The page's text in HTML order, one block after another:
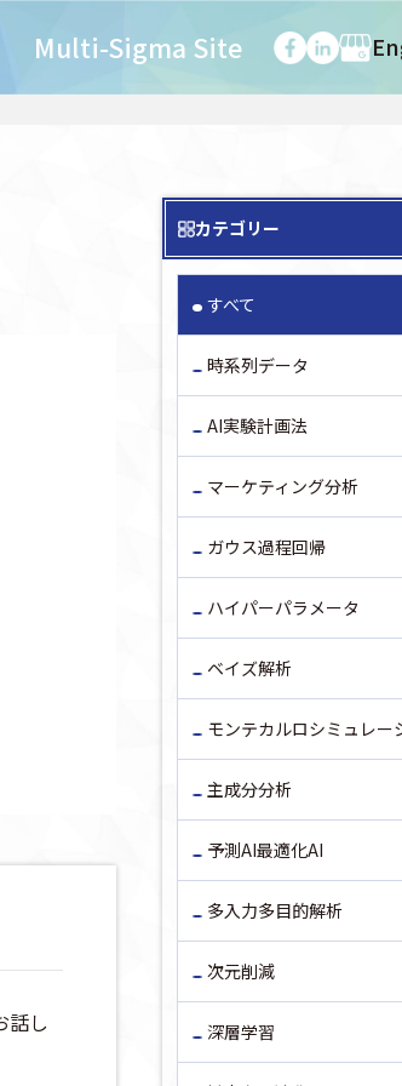
Multi-Sigma Site
話し
カテゴリー
すべて
時系列データ
AI実験計画法
マーケティング分析
ガウス過程回帰
ハイパーパラメータ
ベイズ解析
モンテカルロシミュレー
主成分分析
予測AI最適化AI
多入力多目的解析
次元削減
深層学習